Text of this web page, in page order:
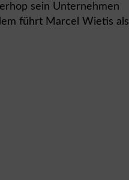
sein Unternehmen
führt Marcel Wietis als